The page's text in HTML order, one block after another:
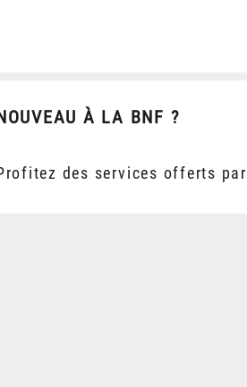
À LA BNF ?
des services offerts